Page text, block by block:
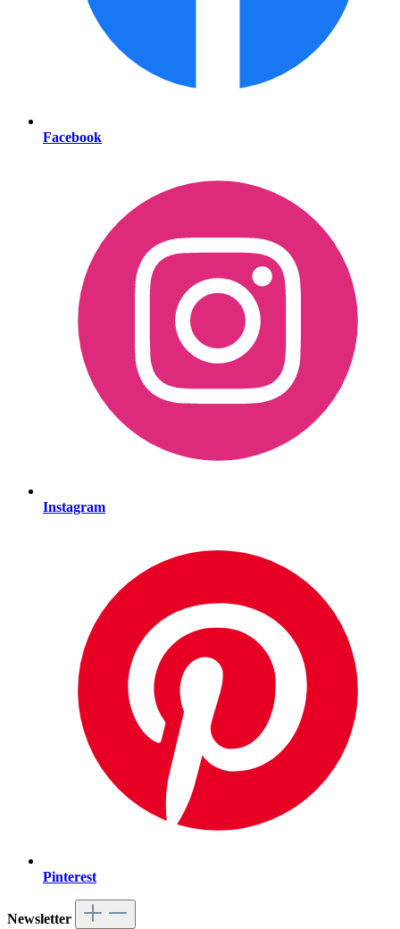
Facebook
Instagram
Pinterest
Newsletter